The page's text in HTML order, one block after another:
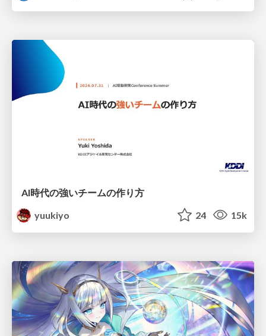
AI時代の強いチームの作り方
yuukiyo
24 15k